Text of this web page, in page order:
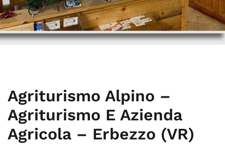
Agriturismo Alpino –
Agriturismo E Azienda
Agricola – Erbezzo (VR)